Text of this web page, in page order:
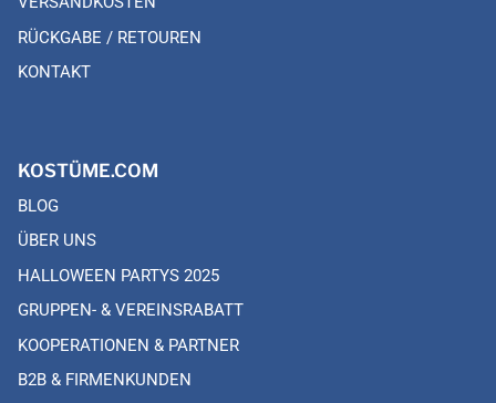
RÜCKGABE / RETOUREN
KONTAKT
KOSTÜME.COM
BLOG
ÜBER UNS
HALLOWEEN PARTYS 2025
GRUPPEN- & VEREINSRABATT
KOOPERATIONEN & PARTNER
B2B & FIRMENKUNDEN